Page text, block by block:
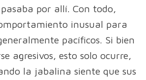
por allí. Con todo,
inusual para
pacíficos. Si bien
agresivos, esto solo ocurre,
la jabalina siente que sus